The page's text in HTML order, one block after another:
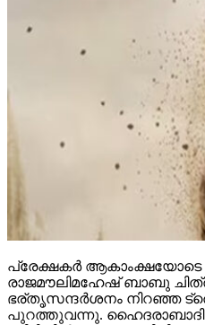
പ്രേക്ഷകര്‍
രാജമൗലിമഹേഷ് ബാബു
ഭര്തൃസന്ദര്‍ശനം നിറഞ്ഞ
പുറത്തുവന്നു.